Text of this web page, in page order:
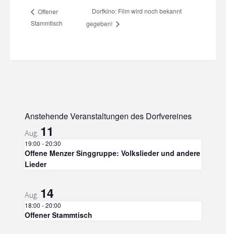
Offener
Stammtisch
Dorfkino: Film wird noch bekannt
gegeben!
Anstehende Veranstaltungen des Dorfvereines
Aug. 11
19:00 -20:30
Offene Menzer Singgruppe: Volkslieder und andere
Lieder
Aug. 14
18:00 -20:00
Offener Stammtisch